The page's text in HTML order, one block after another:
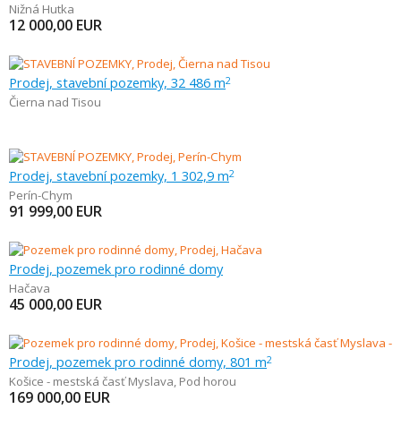
Nižná Hutka
12 000,00 EUR
Prodej, stavební pozemky, 32 486 m2
Čierna nad Tisou
Prodej, stavební pozemky, 1 302,9 m2
Perín-Chym
91 999,00 EUR
Prodej, pozemek pro rodinné domy
Hačava
45 000,00 EUR
Prodej, pozemek pro rodinné domy, 801 m2
Košice - mestská časť Myslava, Pod horou
169 000,00 EUR